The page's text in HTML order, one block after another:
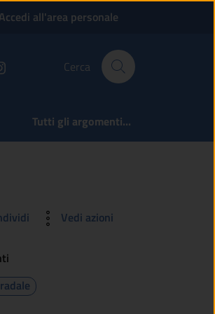
Gruppo
Accedi all'area personale
Cerca
Tutti gli argomenti...
Vedi azioni